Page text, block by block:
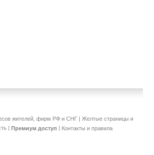
жителей, фирм РФ и СНГ | Желтые страницы и
| Премиум доступ | Контакты и правила